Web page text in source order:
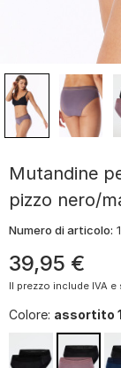
Mutandine
pizzo nero/
Numero di articolo:
39,95 €
Il prezzo include IVA e
Colore: assortito 1